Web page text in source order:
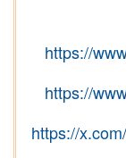
https://
https://
https://